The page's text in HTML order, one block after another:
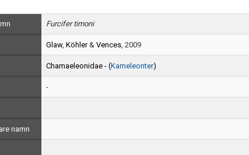
Furcifer timoni
Glaw, Köhler& Vences, 2009
Chamaeleonidae - (Kameleonter)
-
namn
Privacy Policy
of Service